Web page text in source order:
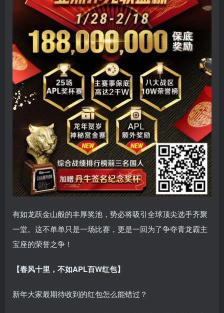
有如龙跃金山般的丰厚奖池，势必将吸引全球顶尖选手齐聚
一堂。这不单单只是一场比赛，更是一回为了争夺青龙霸主
宝座的荣誉之争！
【春风十里，不如APL百W红包】
新年大家最期待收到的红包怎么能错过？